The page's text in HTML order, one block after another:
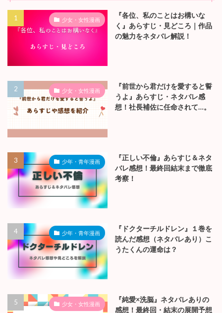
少女・女性漫画
『各位、私のことはお構いな
く』あらすじ・見どころ｜作品
の魅力をネタバレ解説！
少女・女性漫画
『前世から君だけを愛すると誓
うよ』あらすじ・ネタバレ感
想！社長補佐に任命されて…。
少年・青年漫画
『正しい不倫』あらすじ＆ネタ
バレ感想！最終回結末まで徹底
考察！
少年・青年漫画
『ドクターチルドレン』１巻を
読んだ感想（ネタバレあり）こ
うたくんの運命は？
少女・女性漫画
『純愛×洗脳』ネタバレありの
感想！最終回・結末の展開予想